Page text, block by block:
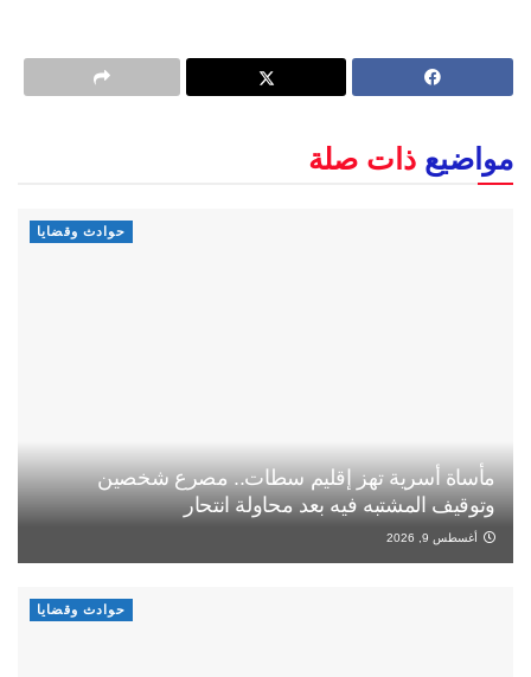
مواضيع ذات صلة
حوادث وقضايا
مأساة أسرية تهز إقليم سطات.. مصرع شخصين
وتوقيف المشتبه فيه بعد محاولة انتحار
أغسطس 9, 2026
حوادث وقضايا